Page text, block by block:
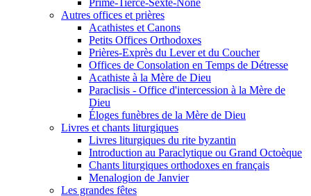
Autres offices et prières
Acathistes et Canons
Petits Offices Orthodoxes
Prières-Exprès du Lever et du Coucher
Offices de Consolation en Temps de Détresse
Acathiste à la Mère de Dieu
Paraclisis - Office d'intercession à la Mère de
Dieu
Éloges funèbres de la Mère de Dieu
Livres et chants liturgiques
Livres liturgiques du rite byzantin
Introduction au Paraclytique ou Grand Octoèque
Chants liturgiques orthodoxes en français
Menalogion de Janvier
Les grandes fêtes